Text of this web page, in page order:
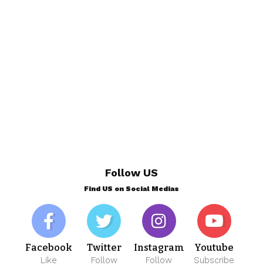
Follow US
Find US on Social Medias
Facebook
Like
Twitter
Follow
Instagram
Follow
Youtube
Subscribe